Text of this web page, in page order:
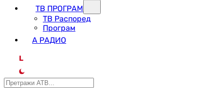
ТВ ПРОГРАМ
ТВ Распоред
Програм
А РАДИО
L